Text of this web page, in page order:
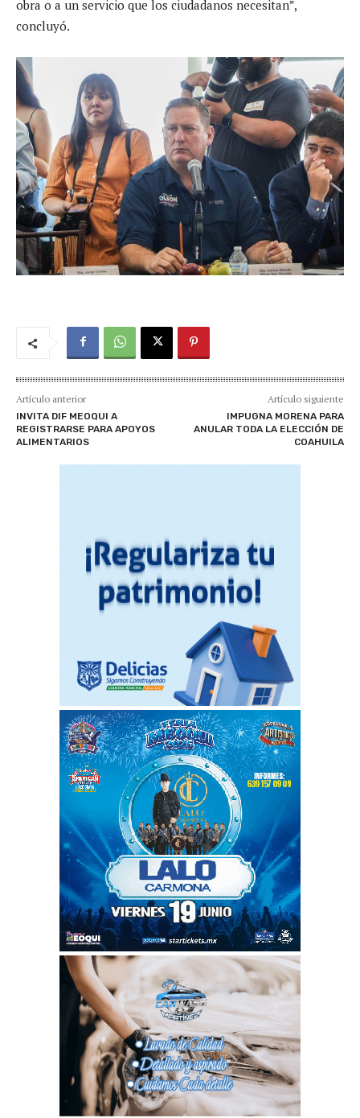
obra o a un servicio que los ciudadanos necesitan”,
concluyó.
Artículo anterior
INVITA DIF MEOQUI A
REGISTRARSE PARA APOYOS
ALIMENTARIOS
Artículo siguiente
IMPUGNA MORENA PARA
ANULAR TODA LA ELECCIÓN DE
COAHUILA